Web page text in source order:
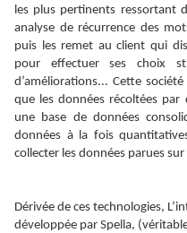
les plus pertinents ressortant
analyse de récurrence des
puis les remet au client qui
pour effectuer ses choix
d’améliorations... Cette
que les données récoltées
une base de données
données à la fois
collecter les données parues
Dérivée de ces technologies,
développée par Spella,